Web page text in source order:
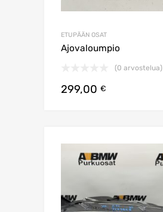
ETUPÄÄN OSAT
Ajovaloumpio
(0 arvostelua)
299,00 €